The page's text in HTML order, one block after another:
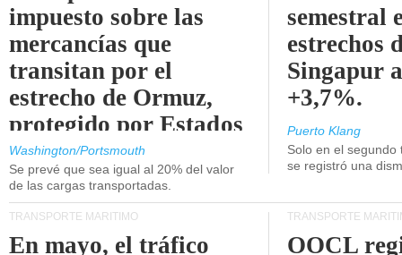
impuesto sobre las
mercancías que
transitan por el
estrecho de Ormuz,
protegido por Estados
Unidos.
Washington/Portsmouth
Se prevé que sea igual al 20% del valor
de las cargas transportadas.
semestral
estrechos
Singapur
+3,7%.
Puerto Klang
Solo en el
se registró una
TRANSPORTE MARÍTIMO
En mayo, el tráfico
TRANSPORTE
OOCL